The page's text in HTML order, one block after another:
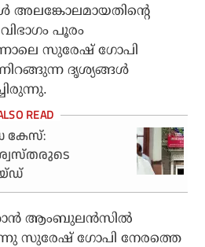
അലങ്കോലമായതിന്റെ
പൂരം
സുരേഷ് ഗോപി
ദൃശ്യങ്ങൾ
കേസ്:
താൻ ആംബുലൻസിൽ
സുരേഷ് ഗോപി നേരത്തെ